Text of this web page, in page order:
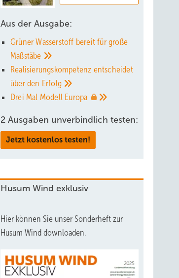
Aus der Ausgabe:
Grüner Wasserstoff bereit für große
Maßstäbe
Realisierungskompetenz entscheidet
über den Erfolg
Drei Mal Modell Europa
2 Ausgaben unverbindlich testen:
Jetzt kostenlos testen!
Husum Wind exklusiv
Hier können Sie unser Sonderheft zur
Husum Wind downloaden.